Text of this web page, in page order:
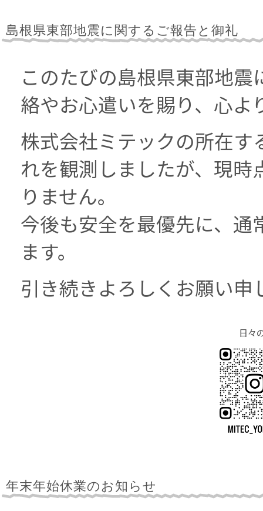
島根県東部地震に関するご報告と御礼
このたびの島根県東部地
絡やお心遣いを賜り、心よ
株式会社ミテックの所在
れを観測しましたが、現
りません。
今後も安全を最優先に、通
ます。
引き続きよろしくお願い申
日々
年末年始休業のお知らせ